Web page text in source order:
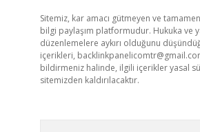
Sitemiz, kar amacı gütmeyen ve
bilgi paylaşım platformudur. Hukuka ve
düzenlemelere aykırı olduğunu
içerikleri,
bildirmeniz halinde, ilgili içerikler yasal
sitemizden kaldırılacaktır.